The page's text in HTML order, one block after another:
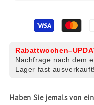
Nachfrage nach dem
Lager fast ausverkauft!
Haben Sie jemals von